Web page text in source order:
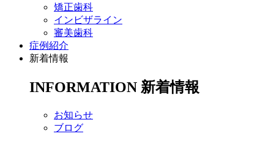
矯正歯科
インビザライン
審美歯科
症例紹介
新着情報
INFORMATION 新着情報
お知らせ
ブログ